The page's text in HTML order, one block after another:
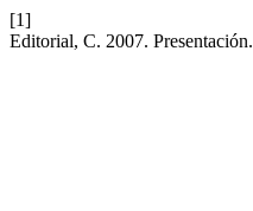
[1]
Editorial, C. 2007. Presentación.